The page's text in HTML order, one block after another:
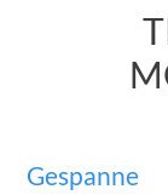
Gespanne